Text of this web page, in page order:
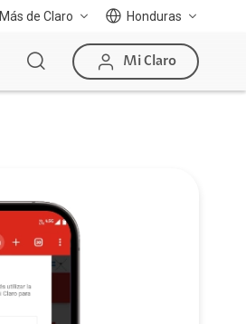
Más de Claro Honduras
Mi Claro